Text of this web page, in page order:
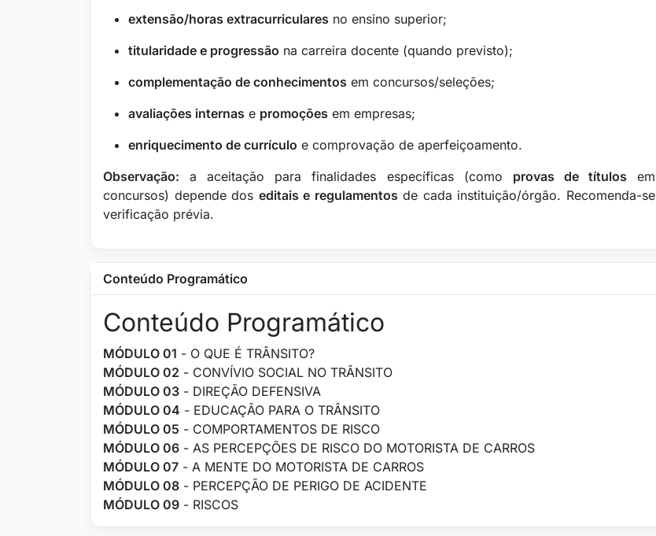
extensão/horas extracurriculares no ensino superior;
titularidade e progressão na carreira docente (quando previsto);
complementação de conhecimentos em concursos/seleções;
avaliações internas e promoções em empresas;
enriquecimento de currículo e comprovação de aperfeiçoamento.
Observação: a aceitação para finalidades específicas (como provas de títulos em
concursos) depende dos editais e regulamentos de cada instituição/órgão. Recomenda-se
verificação prévia.
Conteúdo Programático
Conteúdo Programático
MÓDULO 01 - O QUE É TRÂNSITO?
MÓDULO 02 - CONVÍVIO SOCIAL NO TRÂNSITO
MÓDULO 03 - DIREÇÃO DEFENSIVA
MÓDULO 04 - EDUCAÇÃO PARA O TRÂNSITO
MÓDULO 05 - COMPORTAMENTOS DE RISCO
MÓDULO 06 - AS PERCEPÇÕES DE RISCO DO MOTORISTA DE CARROS
MÓDULO 07 - A MENTE DO MOTORISTA DE CARROS
MÓDULO 08 - PERCEPÇÃO DE PERIGO DE ACIDENTE
MÓDULO 09 - RISCOS